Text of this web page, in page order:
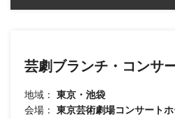
芸劇ブランチ・コンサ
地域： 東京・池袋
会場： 東京芸術劇場コンサート